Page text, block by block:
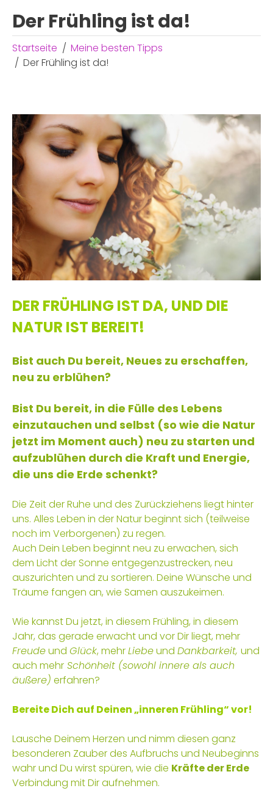
Der Frühling ist da!
Startseite
Meine besten Tipps
Der Frühling ist da!
DER FRÜHLING IST DA, UND DIE
NATUR IST BEREIT!
Bist auch Du bereit, Neues zu erschaffen,
neu zu erblühen?
Bist Du bereit, in die Fülle des Lebens
einzutauchen und selbst (so wie die Natur
jetzt im Moment auch) neu zu starten und
aufzublühen durch die Kraft und Energie,
die uns die Erde schenkt?
Die Zeit der Ruhe und des Zurückziehens liegt hinter
uns. Alles Leben in der Natur beginnt sich (teilweise
noch im Verborgenen) zu regen.
Auch Dein Leben beginnt neu zu erwachen, sich
dem Licht der Sonne entgegenzustrecken, neu
auszurichten und zu sortieren. Deine Wünsche und
Träume fangen an, wie Samen auszukeimen.
Wie kannst Du jetzt, in diesem Frühling, in diesem
Jahr, das gerade erwacht und vor Dir liegt, mehr
Freudeund Glück, mehrLiebeund Dankbarkeit, und
auch mehr Schönheit (sowohl innere als auch
äußere) erfahren?
Bereite Dich auf Deinen „inneren Frühling“ vor!
Lausche Deinem Herzen und nimm diesen ganz
besonderen Zauber des Aufbruchs und Neubeginns
wahr und Du wirst spüren, wie die Kräfte der Erde
Verbindung mit Dir aufnehmen.